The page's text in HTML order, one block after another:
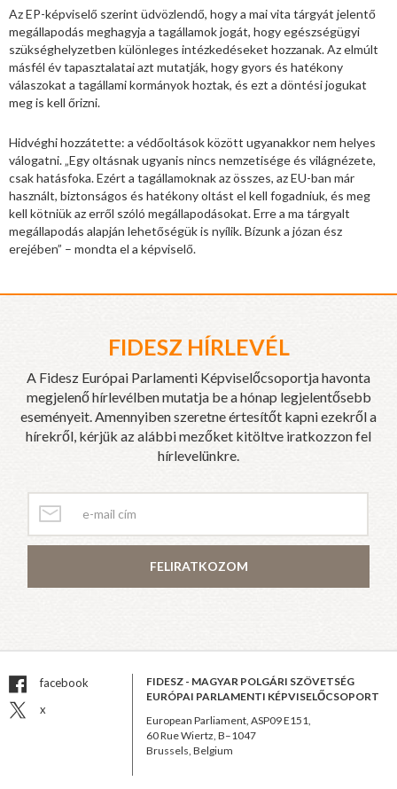
Az EP-képviselő szerint üdvözlendő, hogy a mai vita tárgyát jelentő
megállapodás meghagyja a tagállamok jogát, hogy egészségügyi
szükséghelyzetben különleges intézkedéseket hozzanak. Az elmúlt
másfél év tapasztalatai azt mutatják, hogy gyors és hatékony
válaszokat a tagállami kormányok hoztak, és ezt a döntési jogukat
meg is kell őrizni.
Hidvéghi hozzátette: a védőoltások között ugyanakkor nem helyes
válogatni. „Egy oltásnak ugyanis nincs nemzetisége és világnézete,
csak hatásfoka. Ezért a tagállamoknak az összes, az EU-ban már
használt, biztonságos és hatékony oltást el kell fogadniuk, és meg
kell kötniük az erről szóló megállapodásokat. Erre a ma tárgyalt
megállapodás alapján lehetőségük is nyílik. Bízunk a józan ész
erejében” – mondta el a képviselő.
FIDESZ HÍRLEVÉL
A Fidesz Európai Parlamenti Képviselőcsoportja havonta
megjelenő hírlevélben mutatja be a hónap legjelentősebb
eseményeit. Amennyiben szeretne értesítőt kapni ezekről a
hírekről, kérjük az alábbi mezőket kitöltve iratkozzon fel
hírlevelünkre.
FELIRATKOZOM
facebook
x
FIDESZ - MAGYAR POLGÁRI SZÖVETSÉG
EURÓPAI PARLAMENTI KÉPVISELŐCSOPORT
European Parliament, ASP09 E151,
60 Rue Wiertz, B–1047
Brussels, Belgium